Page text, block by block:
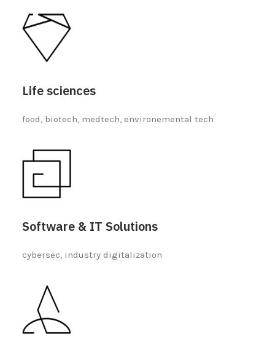
Life sciences
food, biotech, medtech, environemental tech
Software & IT Solutions
cybersec, industry digitalization